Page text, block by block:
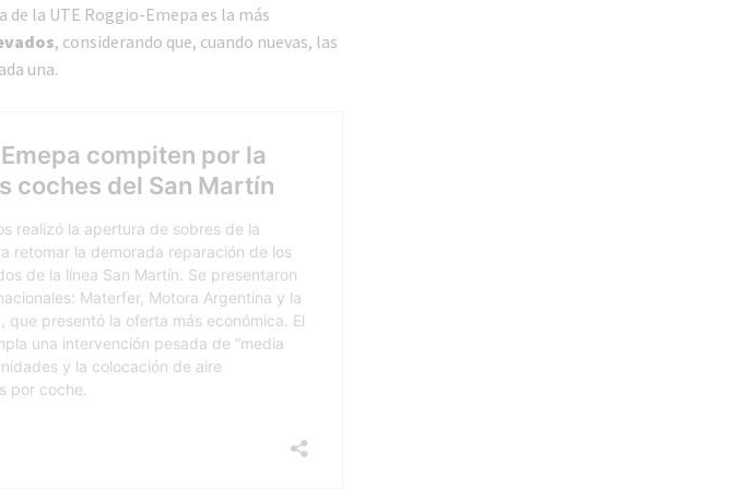
la UTE Roggio-Emepa es la más
, considerando que, cuando nuevas, las
una.